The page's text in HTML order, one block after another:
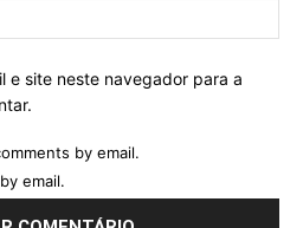
e site neste navegador para a
by email.
email.